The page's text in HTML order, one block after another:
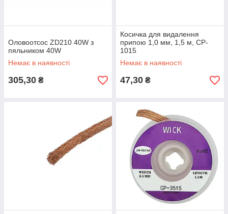
Оловоотсос ZD210 40W з
пяльником 40W
Немає в наявності
305,30 ₴
Косичка для видалення
припою 1,0 мм, 1,5 м, CP-
1015
Немає в наявності
47,30 ₴